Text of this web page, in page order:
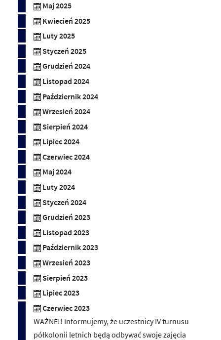
Maj 2025
Kwiecień 2025
Luty 2025
Styczeń 2025
Grudzień 2024
Listopad 2024
Październik 2024
Wrzesień 2024
Sierpień 2024
Lipiec 2024
Czerwiec 2024
Maj 2024
Luty 2024
Styczeń 2024
Grudzień 2023
Listopad 2023
Październik 2023
Wrzesień 2023
Sierpień 2023
Lipiec 2023
Czerwiec 2023
WAŻNE!! Informujemy, że uczestnicy IV turnusu
półkolonii letnich będą odbywać swoje zajęcia